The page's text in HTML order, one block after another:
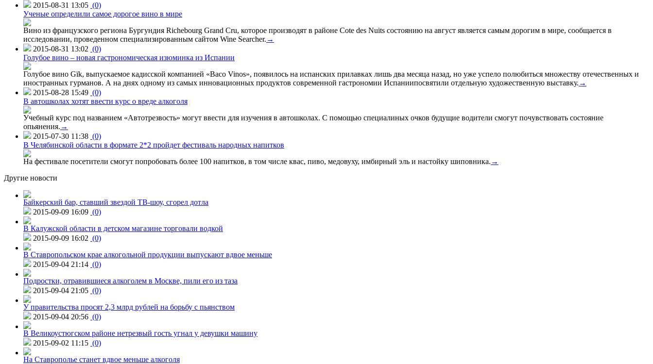
2015-08-31 13:05 (0)
Ученые определили самое дорогое вино в мире
Вино из французского региона Бургундия Richebourg Grand Cru, которое производят в районе Cote des Nuits состоянию на август является самым дорогим в мире, сообщается в
исследовании, проведенном специализированным сайтом Wine Searcher. →
2015-08-31 13:02 (0)
Голубое вино – новая гастрономическая изюминка из Испании
Голубое вино Gïk, выпускаемое кадисской компанией «Baco Vinos», появилось на испанских прилавках лишь два месяца назад, но уже успело полюбиться множеству отечественных и
иностранных гурманов. А на днях одному из самых инновационных продуктов современной гастрономии Испаниипосвятили отдельную художественную выставку. →
2015-08-28 15:49 (0)
В автошколах хотят ввести курс о вреде алкоголя
Учебный курс под названием «Автотрезвость» могут ввести для изучения в автошколах. С помощью специалиных очков будущие водители смогут почувствовать состояние
опьянения. →
2015-07-30 11:38 (0)
В Челябинской области в формате 2*2 пройдет фестиваль народных напитков
На фестивале посетители смогут попробовать более 100 напитков, в том числе квас, пиво, медовуху, имбирный эль и настойку шиповника. →
Другие новости
Байкерский бар, ставший звездой ТВ-шоу, сгорел дотла
2015-09-09 16:09 (0)
В Калужской области в детском магазине торговали водкой
2015-09-09 16:02 (0)
В Ставропольском крае алкогольной продукции выпускают вдвое меньше
2015-09-04 21:14 (0)
Подростки, отравившиеся алкоголем в Москве, пили его из таза
2015-09-04 21:05 (0)
У правительства просят 2,3 млрд рублей на борьбу с пьянством
2015-09-04 20:56 (0)
В Великоустюгском районе нетрезвый гость угнал у девушки машину
2015-09-02 11:15 (0)
На Ставрополье станет вдвое меньше алкоголя